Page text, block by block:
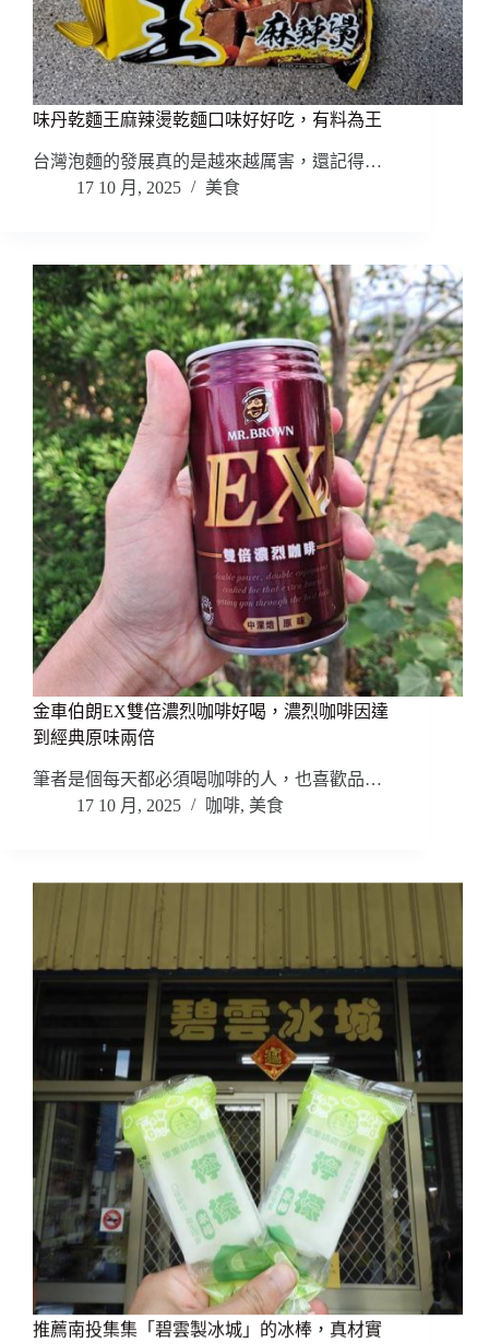
味丹乾麵王麻辣燙乾麵口味好好吃，有料為王
台灣泡麵的發展真的是越來越厲害，還記得…
17 10 月, 2025
美食
金車伯朗EX雙倍濃烈咖啡好喝，濃烈咖啡因達
到經典原味兩倍
筆者是個每天都必須喝咖啡的人，也喜歡品…
17 10 月, 2025
咖啡, 美食
推薦南投集集「碧雲製冰城」的冰棒，真材實